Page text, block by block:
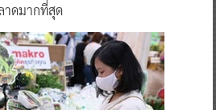
าดมากที่สุด